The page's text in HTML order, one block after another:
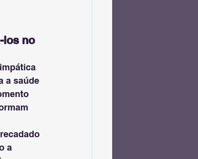
los no
a saúde
a